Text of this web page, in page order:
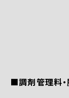
■調剤管理料